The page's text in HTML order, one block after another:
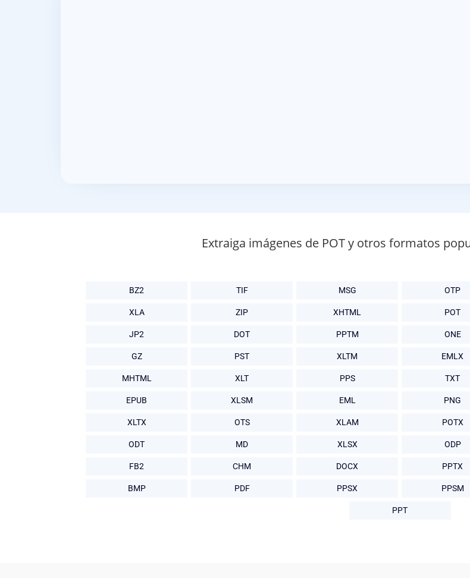
Extraiga imágenes de POT y otros formatos
BZ2 TIF MSG OTP
XLA ZIP XHTML POT
JP2 DOT PPTM ONE
GZ PST XLTM EMLX
MHTML XLT PPS TXT
EPUB XLSM EML PNG
XLTX OTS XLAM POTX
ODT MD XLSX ODP
FB2 CHM DOCX PPTX
BMP PDF PPSX PPSM
PPT